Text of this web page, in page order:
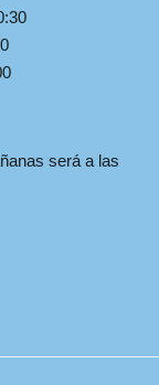
será a las